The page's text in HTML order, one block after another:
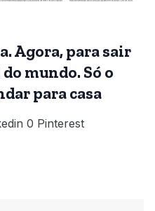
Agora, para sair
mundo. Só o
para casa
0 Pinterest